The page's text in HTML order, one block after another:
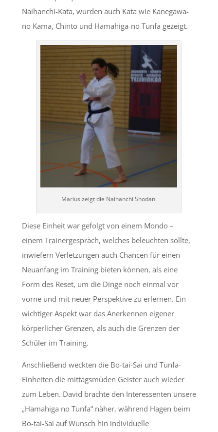
Naihanchi-Kata, wurden auch Kata wie Kanegawa-
no Kama, Chinto und Hamahiga-no Tunfa gezeigt.
Marius zeigt die Naihanchi Shodan.
Diese Einheit war gefolgt von einem Mondo –
einem Trainergespräch, welches beleuchten sollte,
inwiefern Verletzungen auch Chancen für einen
Neuanfang im Training bieten können, als eine
Form des Reset, um die Dinge noch einmal vor
vorne und mit neuer Perspektive zu erlernen. Ein
wichtiger Aspekt war das Anerkennen eigener
körperlicher Grenzen, als auch die Grenzen der
Schüler im Training.
Anschließend weckten die Bo-tai-Sai und Tunfa-
Einheiten die mittagsmüden Geister auch wieder
zum Leben. David brachte den Interessenten unsere
„Hamahiga no Tunfa“ näher, während Hagen beim
Bo-tai-Sai auf Wunsch hin individuelle